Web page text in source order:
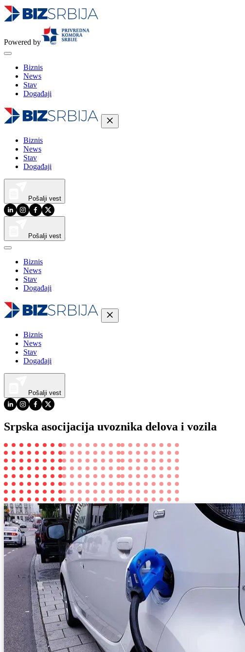
Powered by
Biznis
News
Stav
Događaji
Biznis
News
Stav
Događaji
Pošalji vest
Pošalji vest
Biznis
News
Stav
Događaji
Biznis
News
Stav
Događaji
Pošalji vest
Srpska asocijacija uvoznika delova i vozila